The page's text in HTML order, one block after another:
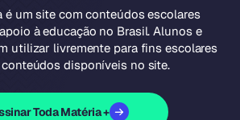
é um site com conteúdos escolares
à educação no Brasil. Alunos e
utilizar livremente para fins escolares
disponíveis no site.
Toda Matéria +